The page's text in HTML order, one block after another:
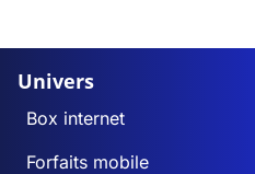
Univers
Box internet
Forfaits mobile